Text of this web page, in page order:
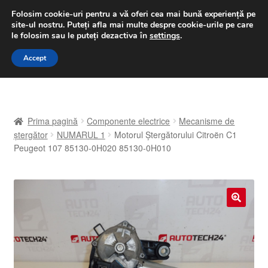
LIVRARE de la 33 lei
luni-vineri 9 a.m. - 4 p.m.031 229 6816
Sari
Sari
A lua legatura
Finalizare comandă
Prima pagină Componente electrice
Mecanisme de
ștergător
NUMARUL 1
Motorul Ştergătorului Citroën C1
Peugeot 107 85130-0H020 85130-0H010
Folosim cookie-uri pentru a vă oferi cea mai bună experiență pe
site-ul nostru. Puteți afla mai multe despre cookie-urile pe care
le folosim sau le puteți dezactiva în settings.
Accept